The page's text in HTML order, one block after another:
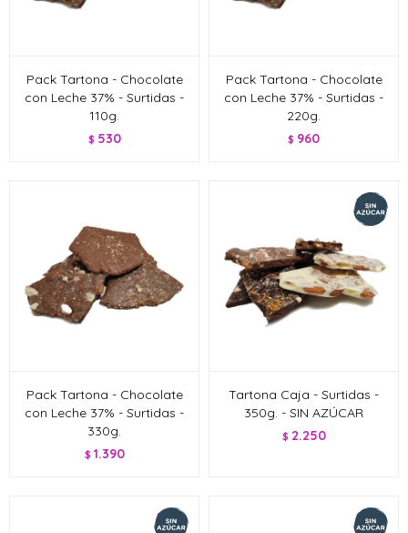
Pack Tartona - Chocolate
con Leche 37% - Surtidas -
110g.
$ 530
Pack Tartona - Chocolate
con Leche 37% - Surtidas -
220g.
$ 960
Pack Tartona - Chocolate
con Leche 37% - Surtidas -
330g.
$ 1.390
Tartona Caja - Surtidas -
350g. - SIN AZÚCAR
$ 2.250